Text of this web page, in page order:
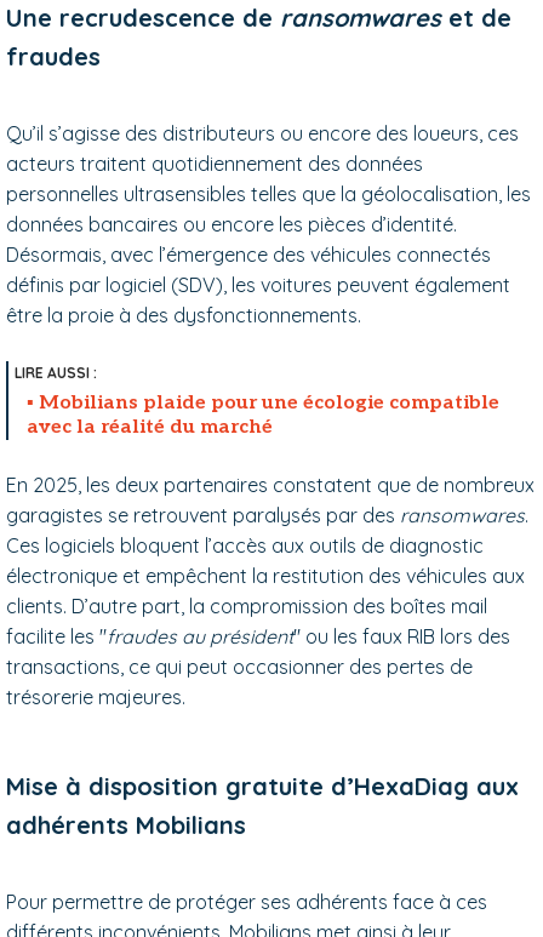
Une recrudescence de ransomwareset de
fraudes
Qu’il s’agisse des distributeurs ou encore des loueurs, ces
acteurs traitent quotidiennement des données
personnelles ultrasensibles telles que la géolocalisation, les
données bancaires ou encore les pièces d’identité.
Désormais, avec l’émergence des véhicules connectés
définis par logiciel (SDV), les voitures peuvent également
être la proie à des dysfonctionnements.
Mobilians plaide pour une écologie compatible
avec la réalité du marché
En 2025, les deux partenaires constatent que de nombreux
garagistes se retrouvent paralysés par des ransomwares.
Ces logiciels bloquent l’accès aux outils de diagnostic
électronique et empêchent la restitution des véhicules aux
clients. D’autre part, la compromission des boîtes mail
facilite les "fraudes au président" ou les faux RIB lors des
transactions, ce qui peut occasionner des pertes de
trésorerie majeures.
Mise à disposition gratuite d’HexaDiag aux
adhérents Mobilians
Pour permettre de protéger ses adhérents face à ces
différents inconvénients, Mobilians met ainsi à leur